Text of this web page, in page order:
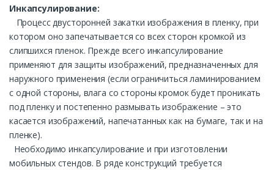
Инкапсулирование:
Процесс двусторонней закатки изображения в пленку, при
котором оно запечатывается со всех сторон кромкой из
слипшихся пленок. Прежде всего инкапсулирование
применяют для защиты изображений, предназначенных для
наружного применения (если ограничиться ламинированием
с одной стороны, влага со стороны кромок будет проникать
под пленку и постепенно размывать изображение – это
касается изображений, напечатанных как на бумаге, так и на
пленке).
Необходимо инкапсулирование и при изготовлении
мобильных стендов. В ряде конструкций требуется